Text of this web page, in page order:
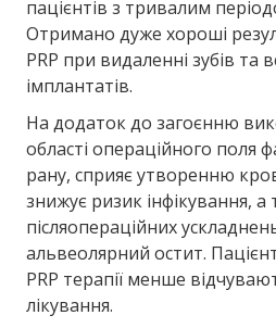
пацієнтів з тривалим
Отримано дуже хороші
PRP при видаленні зубів та
імплантатів.
На додаток до загоєнню
області операційного поля
рану, сприяє утворенню
знижує ризик інфікування, а
післяопераційних
альвеолярний остит.
PRP терапії менше
лікування.